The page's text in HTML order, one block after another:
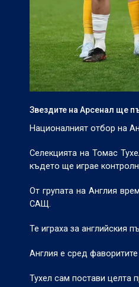
Звездите на Арсенал ще
Националният отбор на
Селекцията на Томас
където ще играе
От групата на Англия
САЩ.
Те играха за английския
Англия е сред
Тухел сам постави целта